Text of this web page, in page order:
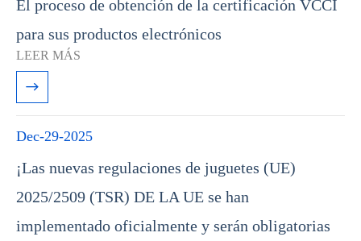
El proceso de obtención de la certificación VCCI
para sus productos electrónicos
LEER MÁS

Dec-29-2025
¡Las nuevas regulaciones de juguetes (UE)
2025/2509 (TSR) DE LA UE se han
implementado oficialmente y serán obligatorias